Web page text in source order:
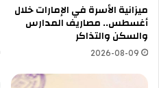
ميزانية الأسرة في الإمارات خلال
أغسطس.. مصاريف المدارس
والسكن والتذاكر
2026-08-09